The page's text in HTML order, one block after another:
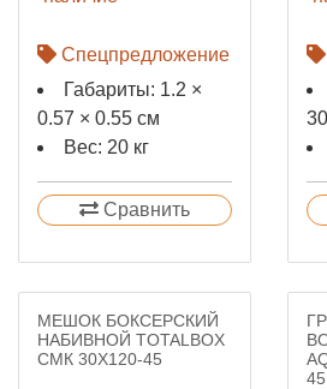
Спецпредложение
Габариты: 1.2 ×
0.57 × 0.55 см
Вес: 20 кг
Сравнить
МЕШОК БОКСЕРСКИЙ
НАБИВНОЙ TOTALBOX
СМК 30Х120-45
45